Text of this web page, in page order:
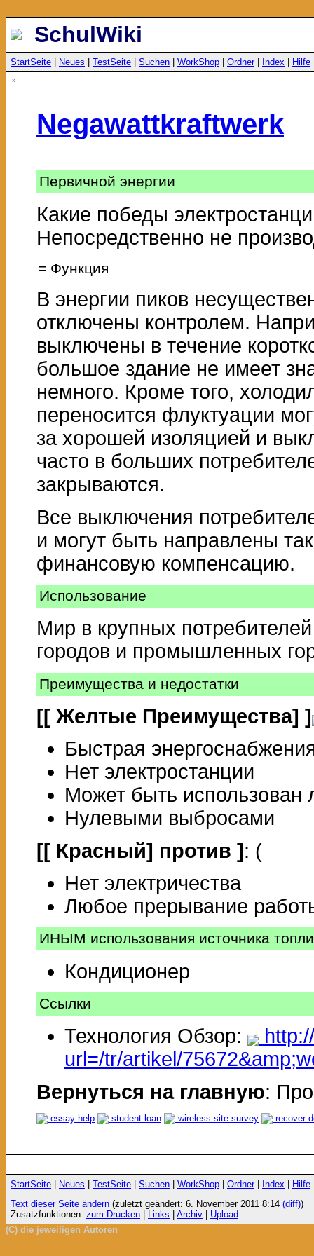
SchulWiki
StartSeite Neues TestSeite Suchen WorkShop Ordner| Index Hilfe
»
Negawattkraftwerk
Первичной энергии
Какие победы
Непосредственно не
= Функция
В энергии пиков
отключены контролем.
выключены в течение
большое здание не имеет
немного. Кроме того,
переносится флуктуации
за хорошей изоляцией и
часто в больших
закрываются.
Все выключения
и могут быть направлены
финансовую компенсацию.
Использование
Мир в крупных
городов и промышленных
Преимущества и недостатки
[[ Желтые Преимущества] ]
Быстрая
Нет электростанции
Может быть использован
Нулевыми выбросами
[[ Красный] против ]: (
Нет электричества
Любое прерывание
ИНЫМ использования источника
Кондиционер
Ссылки
Технология Обзор:
url=/tr/artikel/
Вернуться на главную:
essay help student loan wireless site survey recover
StartSeite Neues TestSeite Suchen WorkShop Ordner| Index Hilfe
Text dieser Seite ändern (zuletzt geändert: 6. November 2011 8:14 (diff))
Zusatzfunktionen: zum Drucken Links Archiv
Upload
(C) die jeweiligen Autoren